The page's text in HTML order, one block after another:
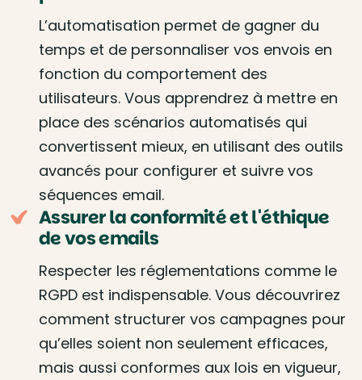
L’automatisation permet de gagner du
temps et de personnaliser vos envois en
fonction du comportement des
utilisateurs. Vous apprendrez à mettre en
place des scénarios automatisés qui
convertissent mieux, en utilisant des outils
avancés pour configurer et suivre vos
séquences email.
Assurer la conformité et l'éthique
de vos emails
Respecter les réglementations comme le
RGPD est indispensable. Vous découvrirez
comment structurer vos campagnes pour
qu’elles soient non seulement efficaces,
mais aussi conformes aux lois en vigueur,